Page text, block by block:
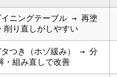
イニングテーブル → 再塗
削り直しがしやすい
タつき（ホゾ緩み） → 分
・組み直しで改善